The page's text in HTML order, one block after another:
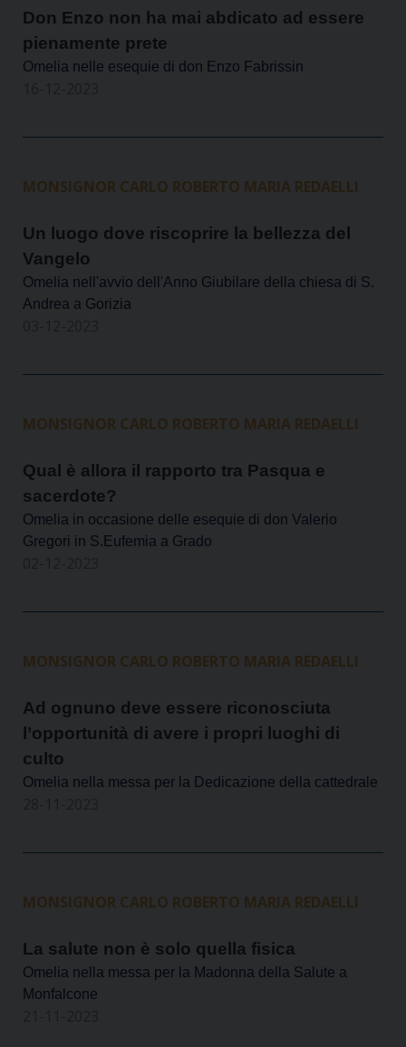
Don Enzo non ha mai abdicato ad essere
pienamente prete
Omelia nelle esequie di don Enzo Fabrissin
MONSIGNOR CARLO ROBERTO MARIA REDAELLI
Un luogo dove riscoprire la bellezza del
Vangelo
Omelia nell'avvio dell'Anno Giubilare della chiesa di S.
Andrea a Gorizia
MONSIGNOR CARLO ROBERTO MARIA REDAELLI
Qual è allora il rapporto tra Pasqua e
sacerdote?
Omelia in occasione delle esequie di don Valerio
Gregori in S.Eufemia a Grado
MONSIGNOR CARLO ROBERTO MARIA REDAELLI
Ad ognuno deve essere riconosciuta
l’opportunità di avere i propri luoghi di
culto
Omelia nella messa per la Dedicazione della cattedrale
MONSIGNOR CARLO ROBERTO MARIA REDAELLI
La salute non è solo quella fisica
Omelia nella messa per la Madonna della Salute a
Monfalcone